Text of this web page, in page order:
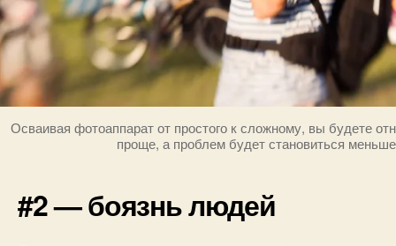
Осваивая фотоаппарат от простого к сложному, вы будете
проще, а проблем будет становиться меньше
#2 — боязнь людей